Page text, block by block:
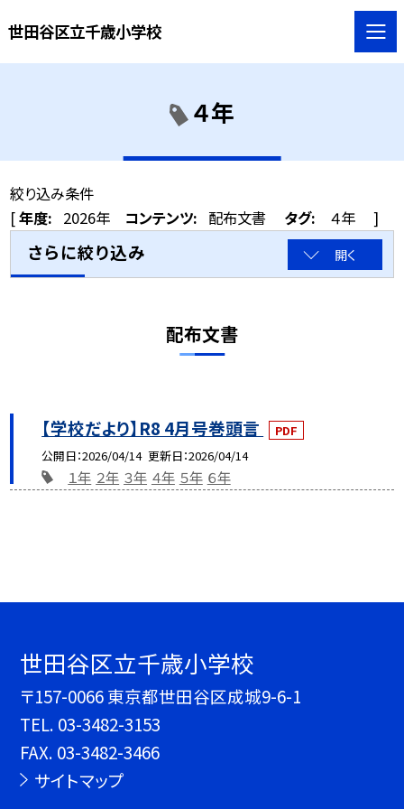
世田谷区立千歳小学校
４年
絞り込み条件
[年度: 2026年 コンテンツ: 配布文書 タグ: ４年 ]
さらに絞り込み 開く
配布文書
【学校だより】R8 4月号巻頭言
PDF
公開日 2026/04/14 更新日 2026/04/14
１年 ２年 ３年 ４年 ５年 ６年
世田谷区立千歳小学校
〒157-0066 東京都世田谷区成城9-6-1
TEL. 03-3482-3153
FAX. 03-3482-3466
サイトマップ